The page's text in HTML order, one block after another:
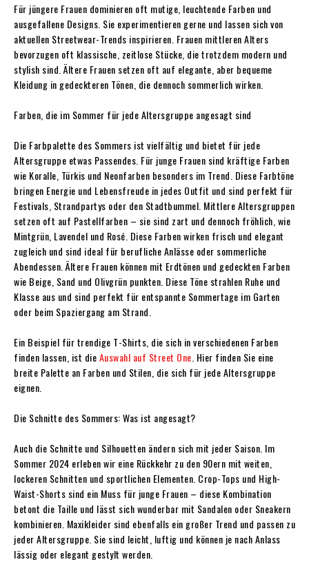
Für jüngere Frauen dominieren oft mutige, leuchtende Farben und
ausgefallene Designs. Sie experimentieren gerne und lassen sich von
aktuellen Streetwear-Trends inspirieren. Frauen mittleren Alters
bevorzugen oft klassische, zeitlose Stücke, die trotzdem modern und
stylish sind. Ältere Frauen setzen oft auf elegante, aber bequeme
Kleidung in gedeckteren Tönen, die dennoch sommerlich wirken.
Farben, die im Sommer für jede Altersgruppe angesagt sind
Die Farbpalette des Sommers ist vielfältig und bietet für jede
Altersgruppe etwas Passendes. Für junge Frauen sind kräftige Farben
wie Koralle, Türkis und Neonfarben besonders im Trend. Diese Farbtöne
bringen Energie und Lebensfreude in jedes Outfit und sind perfekt für
Festivals, Strandpartys oder den Stadtbummel. Mittlere Altersgruppen
setzen oft auf Pastellfarben – sie sind zart und dennoch fröhlich, wie
Mintgrün, Lavendel und Rosé. Diese Farben wirken frisch und elegant
zugleich und sind ideal für berufliche Anlässe oder sommerliche
Abendessen. Ältere Frauen können mit Erdtönen und gedeckten Farben
wie Beige, Sand und Olivgrün punkten. Diese Töne strahlen Ruhe und
Klasse aus und sind perfekt für entspannte Sommertage im Garten
oder beim Spaziergang am Strand.
Ein Beispiel für trendige T-Shirts, die sich in verschiedenen Farben
finden lassen, ist dieAuswahl auf Street One . Hier finden Sie eine
breite Palette an Farben und Stilen, die sich für jede Altersgruppe
eignen.
Die Schnitte des Sommers: Was ist angesagt?
Auch die Schnitte und Silhouetten ändern sich mit jeder Saison. Im
Sommer 2024 erleben wir eine Rückkehr zu den 90ern mit weiten,
lockeren Schnitten und sportlichen Elementen. Crop-Tops und High-
Waist-Shorts sind ein Muss für junge Frauen – diese Kombination
betont die Taille und lässt sich wunderbar mit Sandalen oder Sneakern
kombinieren. Maxikleider sind ebenfalls ein großer Trend und passen zu
jeder Altersgruppe. Sie sind leicht, luftig und können je nach Anlass
lässig oder elegant gestylt werden.